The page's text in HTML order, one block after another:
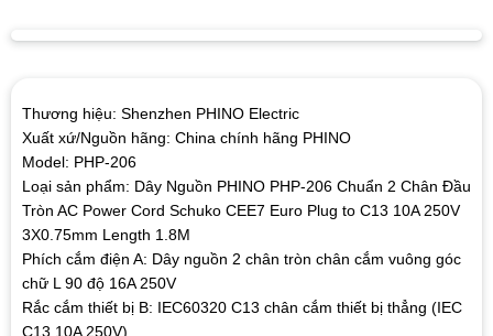
Thương hiệu: Shenzhen PHINO Electric
Xuất xứ/Nguồn hãng: China chính hãng PHINO
Model: PHP-206
Loại sản phẩm: Dây Nguồn PHINO PHP-206 Chuẩn 2 Chân Đầu
Tròn AC Power Cord Schuko CEE7 Euro Plug to C13 10A 250V
3X0.75mm Length 1.8M
Phích cắm điện A: Dây nguồn 2 chân tròn chân cắm vuông góc
chữ L 90 độ 16A 250V
Rắc cắm thiết bị B: IEC60320 C13 chân cắm thiết bị thẳng (IEC
C13 10A 250V)